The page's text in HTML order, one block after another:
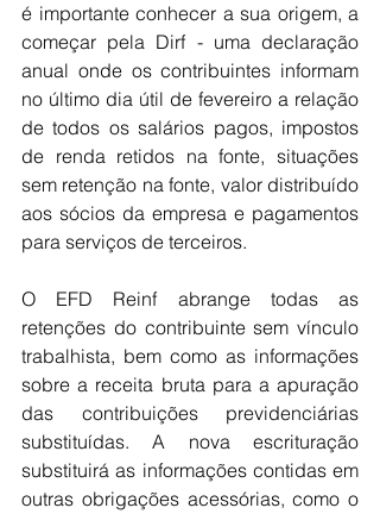
é importante conhecer a sua origem, a
começar pela Dirf - uma declaração
anual onde os contribuintes informam
no último dia útil de fevereiro a relação
de todos os salários pagos, impostos
de renda retidos na fonte, situações
sem retenção na fonte, valor distribuído
aos sócios da empresa e pagamentos
para serviços de terceiros.
O EFD Reinf abrange todas as
retenções do contribuinte sem vínculo
trabalhista, bem como as informações
sobre a receita bruta para a apuração
das contribuições previdenciárias
substituídas. A nova escrituração
substituirá as informações contidas em
outras obrigações acessórias, como o